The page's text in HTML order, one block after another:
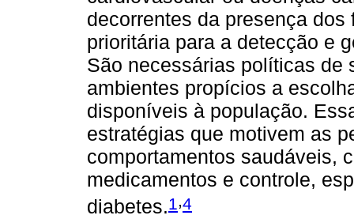
decorrentes da presença
prioritária para a detecção e
São necessárias políticas de
ambientes propícios a
disponíveis à população.
estratégias que motivem as
comportamentos saudáveis,
medicamentos e controle,
diabetes.1,4